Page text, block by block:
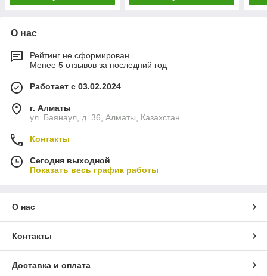
О нас
Рейтинг не сформирован
Менее 5 отзывов за последний год
Работает с 03.02.2024
г. Алматы
ул. Баянаул, д. 36, Алматы, Казахстан
Контакты
Сегодня выходной
Показать весь график работы
О нас
Контакты
Доставка и оплата